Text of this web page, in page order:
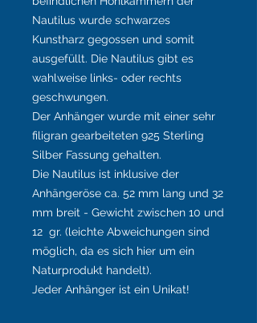
Nautilus wurde schwarzes
Kunstharz gegossen und somit
ausgefüllt. Die Nautilus gibt es
wahlweise links- oder rechts
geschwungen.
Der Anhänger wurde mit einer sehr
filigran gearbeiteten 925 Sterling
Silber Fassung gehalten.
Die Nautilus ist inklusive der
Anhängeröse ca. 52 mm lang und 32
mm breit - Gewicht zwischen 10 und
12 gr. (leichte Abweichungen sind
möglich, da es sich hier um ein
Naturprodukt handelt).
Jeder Anhänger ist ein Unikat!